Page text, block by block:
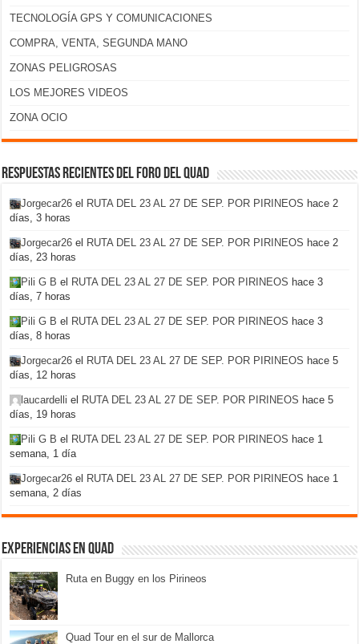
TECNOLOGÍA GPS Y COMUNICACIONES
COMPRA, VENTA, SEGUNDA MANO
ZONAS PELIGROSAS
LOS MEJORES VIDEOS
ZONA OCIO
Respuestas recientes del foro del Quad
Jorgecar26 el RUTA DEL 23 AL 27 DE SEP. POR PIRINEOS hace 2
días, 3 horas
Jorgecar26 el RUTA DEL 23 AL 27 DE SEP. POR PIRINEOS hace 2
días, 23 horas
Pili G B el RUTA DEL 23 AL 27 DE SEP. POR PIRINEOS hace 3
días, 7 horas
Pili G B el RUTA DEL 23 AL 27 DE SEP. POR PIRINEOS hace 3
días, 8 horas
Jorgecar26 el RUTA DEL 23 AL 27 DE SEP. POR PIRINEOS hace 5
días, 12 horas
laucardelli el RUTA DEL 23 AL 27 DE SEP. POR PIRINEOS hace 5
días, 19 horas
Pili G B el RUTA DEL 23 AL 27 DE SEP. POR PIRINEOS hace 1
semana, 1 día
Jorgecar26 el RUTA DEL 23 AL 27 DE SEP. POR PIRINEOS hace 1
semana, 2 días
Experiencias en Quad
Ruta en Buggy en los Pirineos
Quad Tour en el sur de Mallorca